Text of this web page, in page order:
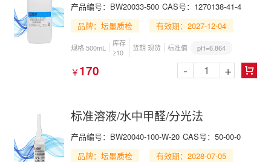
产品编号：BW20033-500 CAS号：1270138-41-4
品牌：坛墨质检
有效期：2027-12-04
规格 500mL
库存
≥10
货期 现货 标准值 pH=6.864
￥ 170 
- +
标准溶液/水中甲醛/分光法
产品编号：BW20040-100-W-20 CAS号：50-00-0
品牌：坛墨质检
有效期：2028-07-05